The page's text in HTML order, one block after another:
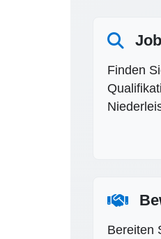
Finden
Bereiten